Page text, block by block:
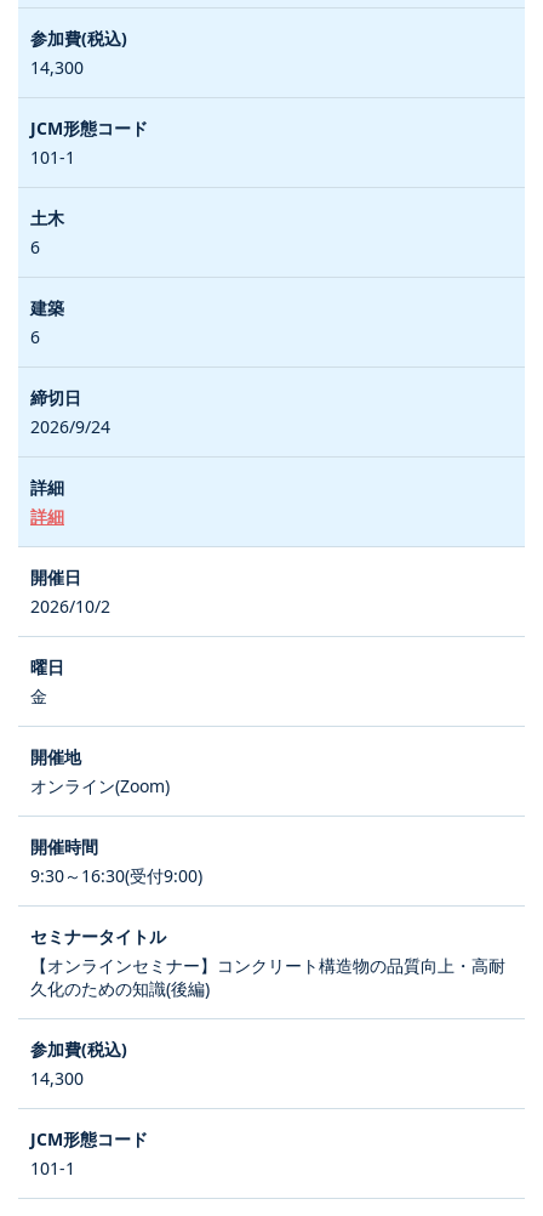
14,300
101-1
6
6
2026/9/24
詳細
2026/10/2
金
オンライン(Zoom)
9:30～16:30(受付9:00)
【オンラインセミナー】コンクリート構造物の品質向上・高耐
久化のための知識(後編)
14,300
101-1